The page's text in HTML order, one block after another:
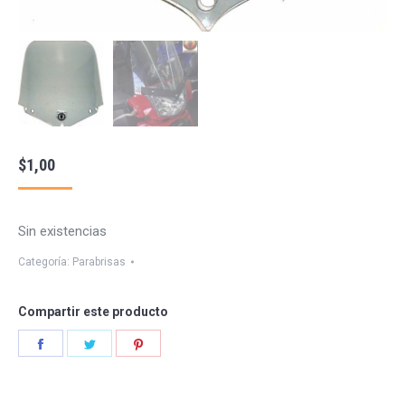
$1,00
Sin existencias
Categoría: Parabrisas
Compartir este producto